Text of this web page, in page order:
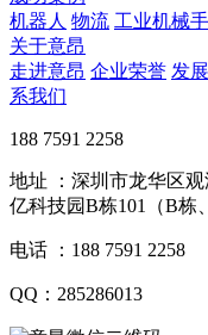
机器人 物流 工业机械手
关于意昂
走进意昂 企业荣誉 发
系我们
188 7591 2258
地址 ：深圳市龙华区
亿科技园B栋101（B栋
电话 ：188 7591 2258
QQ：285286013